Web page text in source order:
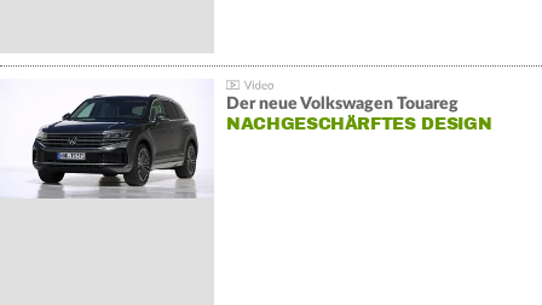
Der neue Volkswagen Touareg
NACHGESCHÄRFTES DESIGN